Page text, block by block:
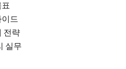
드
전략
실무